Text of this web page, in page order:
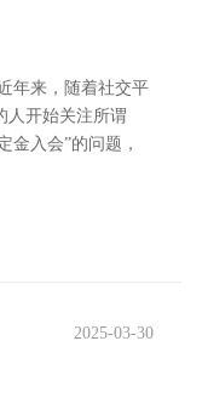
年来，随着社交平
人开始关注所谓
金入会”的问题，
2025-03-30